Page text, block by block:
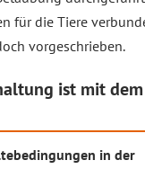
für die Tiere
vorgeschrieben.
ist mit
in der